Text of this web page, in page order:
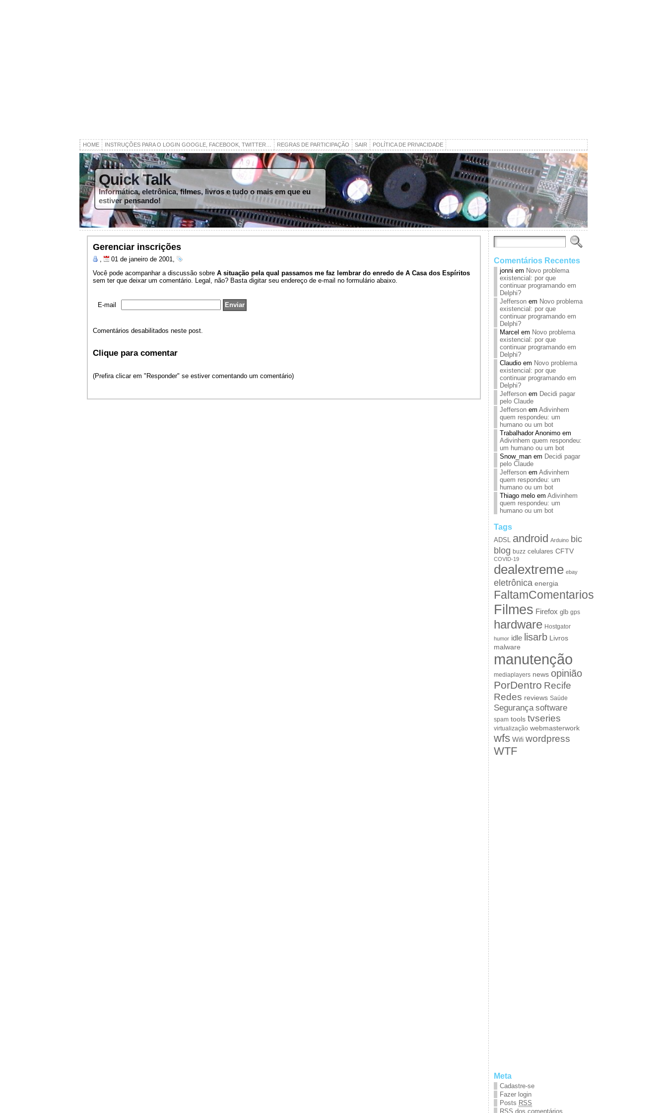
HOME INSTRUÇÕES PARA O LOGIN GOOGLE, FACEBOOK, TWITTER… REGRAS DE PARTICIPAÇÃO SAIR POLÍTICA DE PRIVACIDADE
Quick Talk
Informática, eletrônica, filmes, livros e tudo o mais em que eu
estiver pensando!
Gerenciar inscrições
,
01 de janeiro de 2001,
Você pode acompanhar a discussão sobre A situação pela qual passamos me faz lembrar do enredo de A Casa dos Espíritos
sem ter que deixar um comentário. Legal, não? Basta digitar seu endereço de e-mail no formulário abaixo.
E-mail
Comentários desabilitados neste post.
Clique para comentar
(Prefira clicar em "Responder" se estiver comentando um comentário)
Comentários Recentes
jonni em Novo problema
existencial: por que
continuar programando em
Delphi?
Jefferson em Novo problema
existencial: por que
continuar programando em
Delphi?
Marcel em Novo problema
existencial: por que
continuar programando em
Delphi?
Claudio em Novo problema
existencial: por que
continuar programando em
Delphi?
Jefferson em Decidi pagar
pelo Claude
Jefferson em Adivinhem
quem respondeu: um
humano ou um bot
Trabalhador Anonimo em
Adivinhem quem respondeu:
um humano ou um bot
Snow_man em Decidi pagar
pelo Claude
Jefferson em Adivinhem
quem respondeu: um
humano ou um bot
Thiago melo em Adivinhem
quem respondeu: um
humano ou um bot
Tags
ADSL android Arduino bic
blog buzz celulares CFTV
COVID-19
dealextreme ebay
eletrônica energia
FaltamComentarios
Filmes Firefox glb gps
hardware Hostgator
humor idle lisarb Livros
malware
manutenção
mediaplayers news opinião
PorDentro Recife
Redes reviews Saúde
Segurança software
spam tools tvseries
virtualização webmasterwork
wfs Wifi wordpress
WTF
Meta
Cadastre-se
Fazer login
Posts RSS
RSS dos comentários